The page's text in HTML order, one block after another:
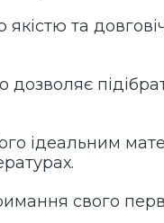
та
дозволяє
ідеальним
свого